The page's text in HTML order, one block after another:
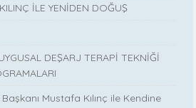
İLE YENİDEN DOĞUŞ
DEŞARJ TERAPİ TEKNİĞİ
Mustafa Kılınç ile Kendine